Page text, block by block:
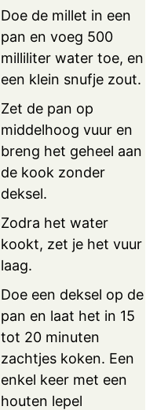
Doe de millet in een
pan en voeg 500
milliliter water toe, en
een klein snufje zout.
Zet de pan op
middelhoog vuur en
breng het geheel aan
de kook zonder
deksel.
Zodra het water
kookt, zet je het vuur
laag.
Doe een deksel op de
pan en laat het in 15
tot 20 minuten
zachtjes koken. Een
enkel keer met een
houten lepel